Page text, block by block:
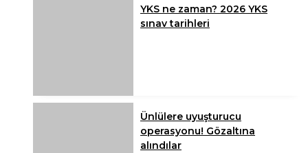
YKS ne zaman? 2026 YKS
sınav tarihleri
Ünlülere uyuşturucu
operasyonu! Gözaltına
alındılar